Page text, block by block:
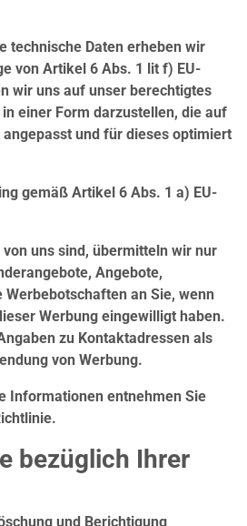
technische Daten erheben wir
von Artikel 6 Abs. 1 lit f) EU-
wir uns auf unser berechtigtes
einer Form darzustellen, die auf
und für dieses optimiert
gemäß Artikel 6 Abs. 1 a) EU-
uns sind, übermitteln wir nur
Angebote,
Werbebotschaften an Sie, wenn
Werbung eingewilligt haben.
zu Kontaktadressen als
von Werbung.
Informationen entnehmen Sie
bezüglich Ihrer
und Berichtigung